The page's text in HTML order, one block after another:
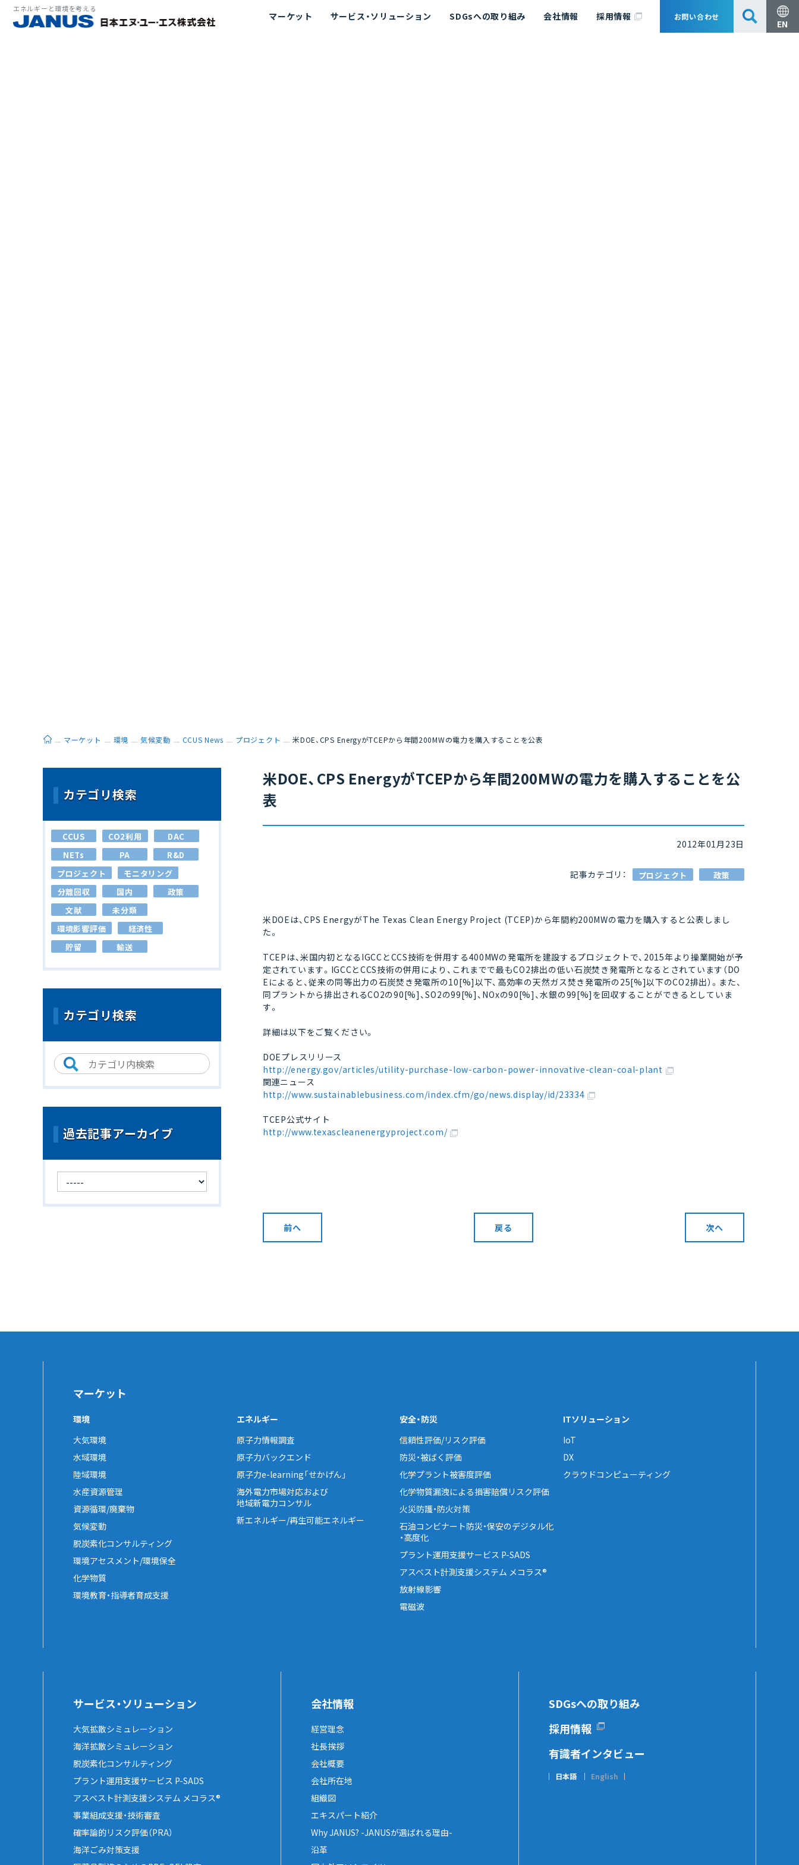
エネルギーと環境を考える
マーケット サービス・ソリューション SDGsへの取り組み 会社情報 採用情報 お問い合わせ
EN
ホームマーケット 環境 気候変動 CCUS News プロジェクト 米DOE、CPS EnergyがTCEPから年間200MWの電力を購入することを公表
米DOE、CPS EnergyがTCEPから年間200MWの電力を購入することを公
表
2012年01月23日
記事カテゴリ： プロジェクト 政策
米DOEは、CPS EnergyがThe Texas Clean Energy Project (TCEP)から年間約200MWの電力を購入すると公表しまし
た。
TCEPは、米国内初となるIGCCとCCS技術を併用する400MWの発電所を建設するプロジェクトで、2015年より操業開始が予
定されています。IGCCとCCS技術の併用により、これまでで最もCO2排出の低い石炭焚き発電所となるとされています（DO
Eによると、従来の同等出力の石炭焚き発電所の10[%]以下、高効率の天然ガス焚き発電所の25[%]以下のCO2排出）。また、
同プラントから排出されるCO2の90[%]、SO2の99[%]、NOxの90[%]、水銀の99[%]を回収することができるとしていま
す。
詳細は以下をご覧ください。
DOEプレスリリース
http://energy.gov/articles/utility-purchase-low-carbon-power-innovative-clean-coal-plant
関連ニュース
http://www.sustainablebusiness.com/index.cfm/go/news.display/id/23334
TCEP公式サイト
http://www.texascleanenergyproject.com/
前へ 戻る 次へ
カテゴリ検索
CCUS CO2利用
DAC
NETs
PA
R&D
プロジェクト
モニタリング
分離回収
国内
政策
文献
未分類
環境影響評価
経済性
貯留
輸送
カテゴリ検索
過去記事アーカイブ
マーケット
環境
大気環境
水域環境
陸域環境
水産資源管理
資源循環/廃棄物
気候変動
脱炭素化コンサルティング
環境アセスメント/環境保全
化学物質
環境教育・指導者育成支援
エネルギー
原子力情報調査
原子力バックエンド
原子力e-learning「せかげん」
海外電力市場対応および
地域新電力コンサル
新エネルギー/再生可能エネルギー
安全・防災
信頼性評価/リスク評価
防災・被ばく評価
化学プラント被害度評価
化学物質漏洩による損害賠償リスク評価
火災防護・防火対策
石油コンビナート防災・保安のデジタル化
・高度化
プラント運用支援サービス P-SADS
アスベスト計測支援システム メコラス®
放射線影響
電磁波
ITソリューション
IoT
DX
クラウドコンピューティング
サービス・ソリューション
大気拡散シミュレーション
海洋拡散シミュレーション
脱炭素化コンサルティング
プラント運用支援サービス P-SADS
アスベスト計測支援システム メコラス®
事業組成支援・技術審査
確率論的リスク評価（PRA）
海洋ごみ対策支援
会社情報
経営理念
社長挨拶
会社概要
会社所在地
組織図
エキスパート紹介
Why JANUS? -JANUSが選ばれる理由-
沿革
SDGsへの取り組み
採用情報
有識者インタビュー
日本語 English